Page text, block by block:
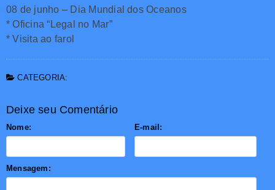
08 de junho – Dia Mundial dos Oceanos
* Oficina “Legal no Mar”
* Visita ao farol
CATEGORIA:
Deixe seu Comentário
Nome: E-mail:
Mensagem: